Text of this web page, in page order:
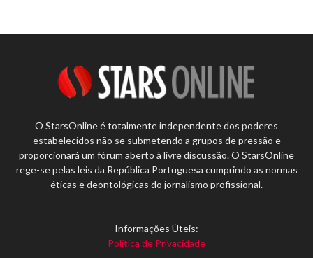
O StarsOnline é totalmente independente dos poderes
estabelecidos não se submetendo a grupos de pressão e
proporcionará um fórum aberto à livre discussão. O StarsOnline
rege-se pelas leis da República Portuguesa cumprindo as normas
éticas e deontológicas do jornalismo profissional.
Informações Úteis:
Política de Privacidade